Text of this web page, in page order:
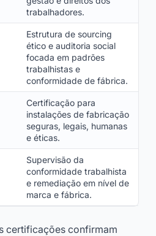
trabalhadores.
Estrutura de sourcing
ético e auditoria social
focada em padrões
trabalhistas e
conformidade de fábrica.
Certificação para
instalações de fabricação
seguras, legais, humanas
e éticas.
Supervisão da
conformidade trabalhista
e remediação em nível de
marca e fábrica.
certificações confirmam